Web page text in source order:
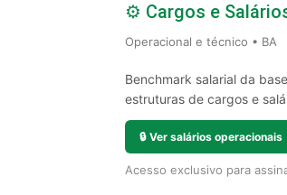
⚙️ Cargos e
Operacional e técnico • BA
Benchmark salarial da
estruturas de cargos e
🔒 Ver salários operacionais
Acesso exclusivo para